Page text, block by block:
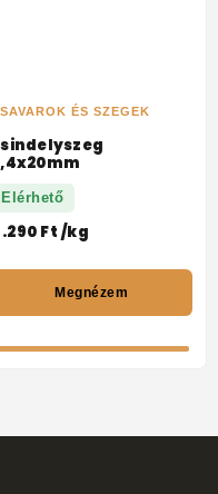
ÉS SZEGEK
Elérhető
Ft /kg
Megnézem